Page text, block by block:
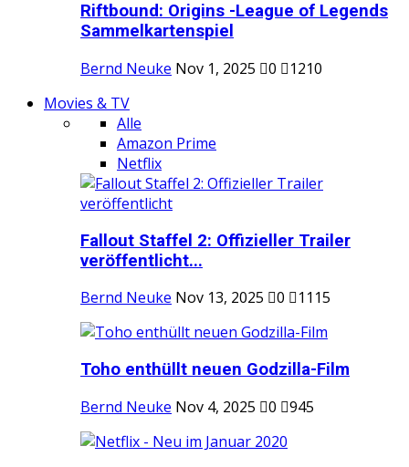
Riftbound: Origins -League of Legends
Sammelkartenspiel
Bernd Neuke Nov 1, 2025 0
1210
Movies & TV
Alle
Amazon Prime
Netflix
Fallout Staffel 2: Offizieller Trailer
veröffentlicht...
Bernd Neuke Nov 13, 2025 0 1115
Toho enthüllt neuen Godzilla-Film
Bernd Neuke Nov 4, 2025 0 945